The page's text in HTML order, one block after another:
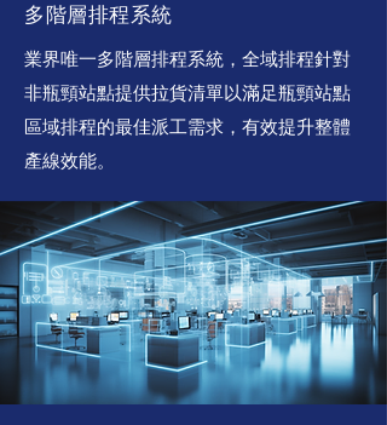
多階層排程系統
業界唯一多階層排程系統，全域排程針對
非瓶頸站點提供拉貨清單以滿足瓶頸站點
區域排程的最佳派工需求，有效提升整體
產線效能。